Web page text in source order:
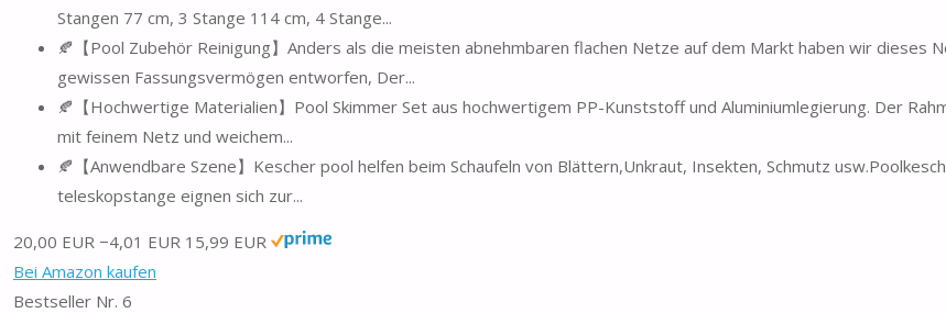
Stangen 77 cm, 3 Stange 114 cm, 4 Stange...
🍂【Pool Zubehör Reinigung】Anders als die meisten abnehmbaren flachen Netze auf dem Markt haben wir dieses
gewissen Fassungsvermögen entworfen, Der...
🍂【Hochwertige Materialien】Pool Skimmer Set aus hochwertigem PP-Kunststoff und Aluminiumlegierung. Der
mit feinem Netz und weichem...
🍂【Anwendbare Szene】Kescher pool helfen beim Schaufeln von Blättern,Unkraut, Insekten, Schmutz
teleskopstange eignen sich zur...
20,00 EUR −4,01 EUR 15,99 EUR
Bei Amazon kaufen
Bestseller Nr. 6